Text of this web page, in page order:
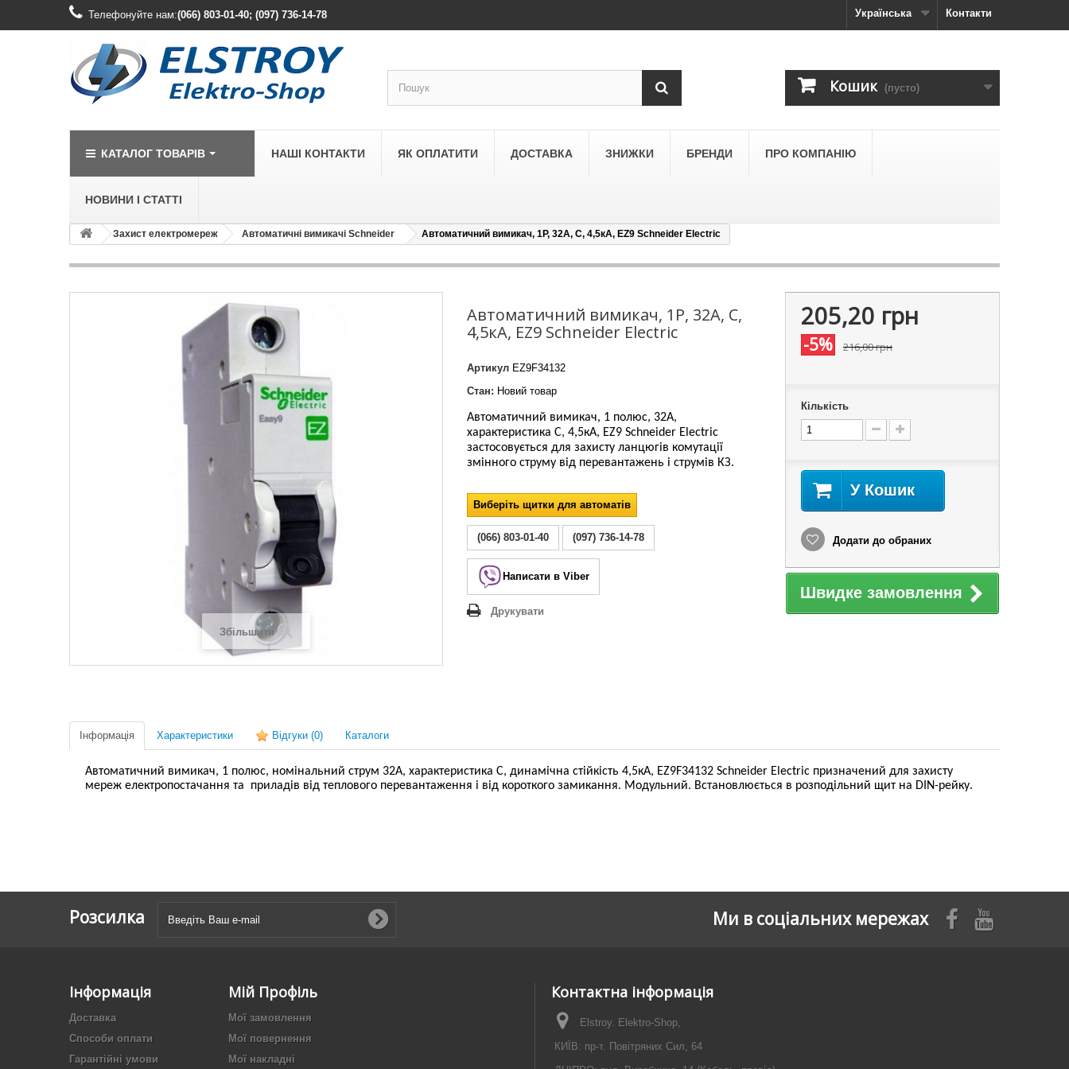
Контакти
Телефонуйте нам:(066) 803-01-40; (097) 736-14-78 Українська
Кошик (пусто)
КАТАЛОГ ТОВАРІВ
LEGRAND
Legrand Etika
Legrand Forix
Legrand Valena Allure
Legrand Valena Classic
Legrand Valena Life
LEGRAND
LEZARD
Lezard Deriy
НАШІ КОНТАКТИ ЯК ОПЛАТИТИ ДОСТАВКА ЗНИЖКИ БРЕНДИ ПРО КОМПАНІЮ
НОВИНИ І СТАТТІ
Захист електромереж Автоматичні вимикачі Schneider Автоматичний вимикач, 1Р, 32А, С, 4,5кА, EZ9 Schneider Electric
Збільшити
Автоматичний вимикач, 1Р, 32А, С,
4,5кА, EZ9 Schneider Electric
Артикул EZ9F34132
Стан: Новий товар
Автоматичний вимикач, 1 полюс, 32А,
характеристика С, 4,5кА, EZ9 Schneider Electric
застосовується для захисту ланцюгів комутації
змінного струму від перевантажень і струмів КЗ.
Виберіть щитки для автоматів
(066) 803-01-40 (097) 736-14-78
Написати в Viber
Друкувати
205,20 грн
-5% 216,00 грн
Кількість
У Кошик
Додати до обраних
Швидке замовлення
Інформація Характеристики Відгуки (0) Каталоги
Автоматичний вимикач, 1 полюс, номінальний струм 32А, характеристика С, динамічна стійкість 4,5кА, EZ9F34132 Schneider Electric призначений для захисту
мереж електропостачання та приладів від теплового перевантаження і від короткого замикання. Модульний. Встановлюється в розподільний щит на DIN-рейку.
Розсилка Ми в соціальних мережах
Інформація
Доставка
Способи оплати
Гарантійні умови
Мій Профіль
Мої замовлення
Мої повернення
Мої накладні
Контактна інформація
Elstroy. Elektro-Shop,
КИЇВ: пр-т. Повітряних Сил, 64